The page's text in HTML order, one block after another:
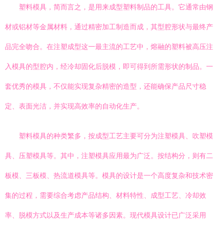
塑料模具，简而言之，是用来成型塑料制品的工具。它通常由钢
材或铝材等金属材料，通过精密加工制造而成，其型腔形状与最终产
品完全吻合。在注塑成型这一最主流的工艺中，熔融的塑料被高压注
入模具的型腔内，经冷却固化后脱模，即可得到所需形状的制品。一
套优秀的模具，不仅能实现复杂精密的造型，还能确保产品尺寸稳
定、表面光洁，并实现高效率的自动化生产。
塑料模具的种类繁多，按成型工艺主要可分为注塑模具、吹塑模
具、压塑模具等。其中，注塑模具应用最为广泛。按结构分，则有二
板模、三板模、热流道模具等。模具的设计是一个高度复杂和技术密
集的过程，需要综合考虑产品结构、材料特性、成型工艺、冷却效
率、脱模方式以及生产成本等诸多因素。现代模具设计已广泛采用